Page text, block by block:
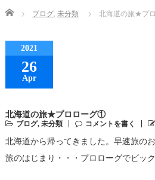
Home ブログ, 未分類 北海道の旅★プ
2021
26
Apr
北海道の旅★プロローグ①
ブログ, 未分類 コメントを書く
北海道から帰ってきました。早速旅の
旅のはじまり・・・プロローグでビック